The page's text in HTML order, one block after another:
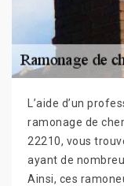
L’aide d’un
ramonage de
22210, vous
ayant de
Ainsi, ces